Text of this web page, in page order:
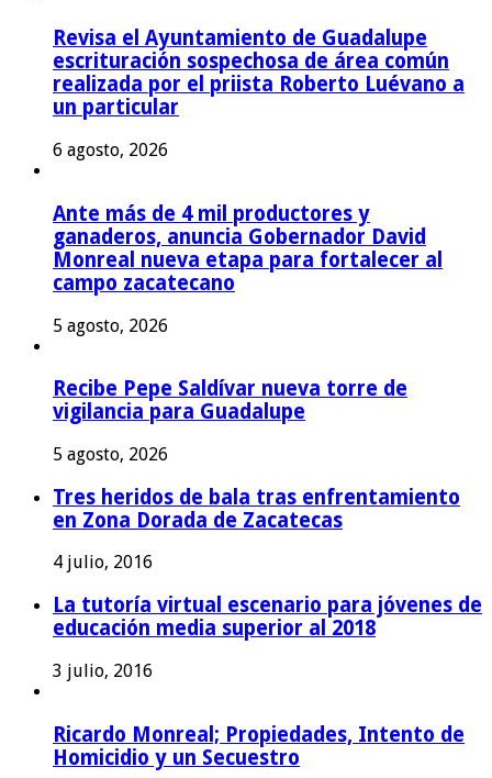
Revisa el Ayuntamiento de Guadalupe
escrituración sospechosa de área común
realizada por el priista Roberto Luévano a
un particular
6 agosto, 2026
Ante más de 4 mil productores y
ganaderos, anuncia Gobernador David
Monreal nueva etapa para fortalecer al
campo zacatecano
5 agosto, 2026
Recibe Pepe Saldívar nueva torre de
vigilancia para Guadalupe
5 agosto, 2026
Tres heridos de bala tras enfrentamiento
en Zona Dorada de Zacatecas
4 julio, 2016
La tutoría virtual escenario para jóvenes de
educación media superior al 2018
3 julio, 2016
Ricardo Monreal; Propiedades, Intento de
Homicidio y un Secuestro